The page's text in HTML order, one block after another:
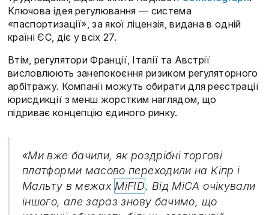
Ключова ідея регулювання — система
«паспортизації», за якої ліцензія, видана в одній
країні ЄС, діє у всіх 27.
Втім, регулятори Франції, Італії та Австрії
висловлюють занепокоєння ризиком регуляторного
арбітражу. Компанії можуть обирати для реєстрації
юрисдикції з менш жорстким наглядом, що
підриває концепцію єдиного ринку.
«Ми вже бачили, як роздрібні торгові
платформи масово переходили на Кіпр і
Мальту в межах MiFID. Від MiCA очікували
іншого, але зараз знову бачимо, що